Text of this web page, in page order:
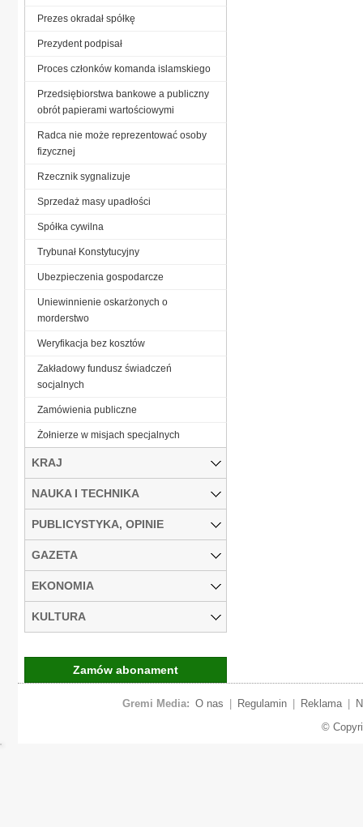
Prezes okradał spółkę
Prezydent podpisał
Proces członków komanda islamskiego
Przedsiębiorstwa bankowe a publiczny
obrót papierami wartościowymi
Radca nie może reprezentować osoby
fizycznej
Rzecznik sygnalizuje
Sprzedaż masy upadłości
Spółka cywilna
Trybunał Konstytucyjny
Ubezpieczenia gospodarcze
Uniewinnienie oskarżonych o
morderstwo
Weryfikacja bez kosztów
Zakładowy fundusz świadczeń
socjalnych
Zamówienia publiczne
Żołnierze w misjach specjalnych
KRAJ
NAUKA I TECHNIKA
PUBLICYSTYKA, OPINIE
GAZETA
EKONOMIA
KULTURA
Zamów abonament
Gremi Media: O nas Regulamin Reklama
©